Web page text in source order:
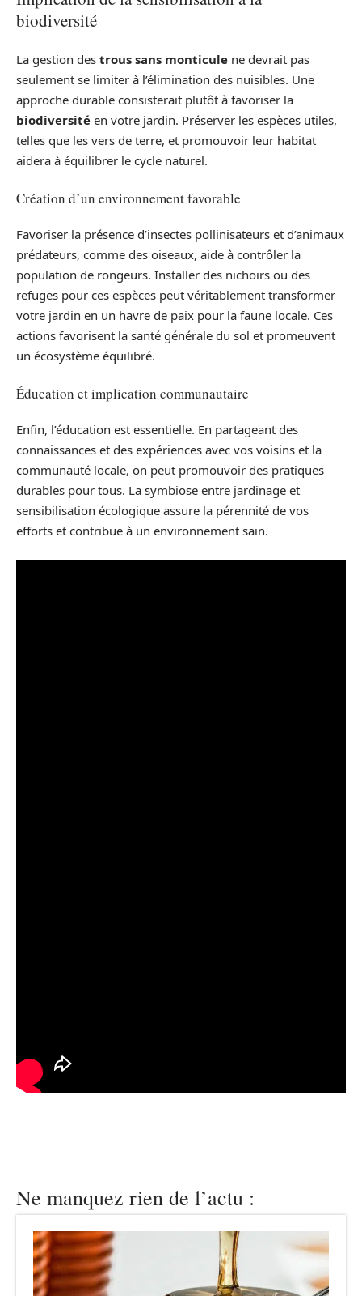
biodiversité
La gestion des trous sans monticule ne devrait pas
seulement se limiter à l’élimination des nuisibles. Une
approche durable consisterait plutôt à favoriser la
biodiversité en votre jardin. Préserver les espèces utiles,
telles que les vers de terre, et promouvoir leur habitat
aidera à équilibrer le cycle naturel.
Création d’un environnement favorable
Favoriser la présence d’insectes pollinisateurs et d’animaux
prédateurs, comme des oiseaux, aide à contrôler la
population de rongeurs. Installer des nichoirs ou des
refuges pour ces espèces peut véritablement transformer
votre jardin en un havre de paix pour la faune locale. Ces
actions favorisent la santé générale du sol et promeuvent
un écosystème équilibré.
Éducation et implication communautaire
Enfin, l’éducation est essentielle. En partageant des
connaissances et des expériences avec vos voisins et la
communauté locale, on peut promouvoir des pratiques
durables pour tous. La symbiose entre jardinage et
sensibilisation écologique assure la pérennité de vos
efforts et contribue à un environnement sain.
Ne manquez rien de l’actu :